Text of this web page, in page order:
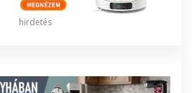
hirdetés